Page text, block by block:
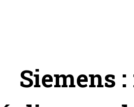
Siemens